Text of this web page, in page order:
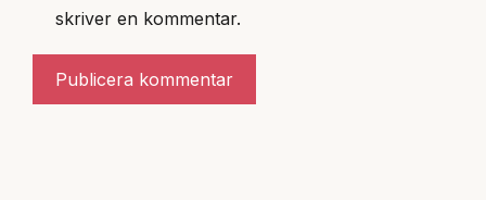
skriver en kommentar.